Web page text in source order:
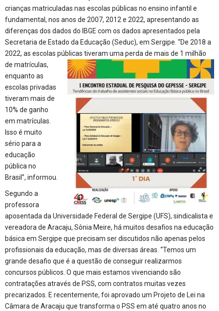
crianças matriculadas nas escolas públicas no ensino infantil e
fundamental, nos anos de 2007, 2012 e 2022, apresentando as
diferenças dos dados do IBGE com os dados apresentados pela
Secretaria de Estado da Educação (Seduc), em Sergipe. “De 2018 a
2022, as escolas públicas tiveram uma perda de mais de 1 milhão
de matrículas,
enquanto as
escolas privadas
tiveram mais de
10% de ganho
em matrículas.
Isso é muito
sério para a
educação
pública no
Brasil”, informou.
Segundo a
professora
aposentada da Universidade Federal de Sergipe (UFS), sindicalista e
vereadora de Aracaju, Sônia Meire, há muitos desafios na educação
básica em Sergipe que precisam ser discutidos não apenas pelos
profissionais da educação, mas de diversas áreas. “Temos um
grande desafio que é a questão de conseguir realizarmos
concursos públicos. O que mais estamos vivenciando são
contratações através de PSS, com contratos muitas vezes
precarizados. E recentemente, foi aprovado um Projeto de Lei na
Câmara de Aracaju que transforma o PSS em até quatro anos no